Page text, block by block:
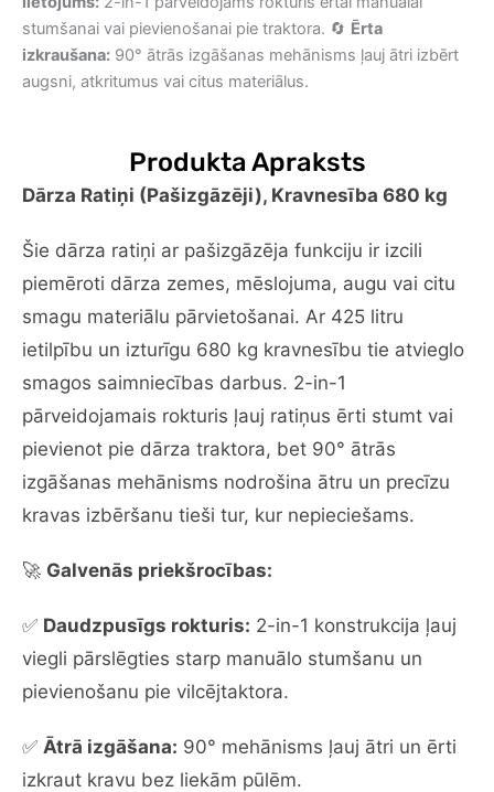
stumšanai vai pievienošanai pie traktora. 🔄 Ērta
izkraušana: 90° ātrās izgāšanas mehānisms ļauj ātri izbērt
augsni, atkritumus vai citus materiālus.
Produkta Apraksts
Dārza Ratiņi (Pašizgāzēji), Kravnesība 680 kg
Šie dārza ratiņi ar pašizgāzēja funkciju ir izcili
piemēroti dārza zemes, mēslojuma, augu vai citu
smagu materiālu pārvietošanai. Ar 425 litru
ietilpību un izturīgu 680 kg kravnesību tie atvieglo
smagos saimniecības darbus. 2-in-1
pārveidojamais rokturis ļauj ratiņus ērti stumt vai
pievienot pie dārza traktora, bet 90° ātrās
izgāšanas mehānisms nodrošina ātru un precīzu
kravas izbēršanu tieši tur, kur nepieciešams.
🚀 Galvenās priekšrocības:
✅ Daudzpusīgs rokturis: 2-in-1 konstrukcija ļauj
viegli pārslēgties starp manuālo stumšanu un
pievienošanu pie vilcējtaktora.
✅ Ātrā izgāšana: 90° mehānisms ļauj ātri un ērti
izkraut kravu bez liekām pūlēm.